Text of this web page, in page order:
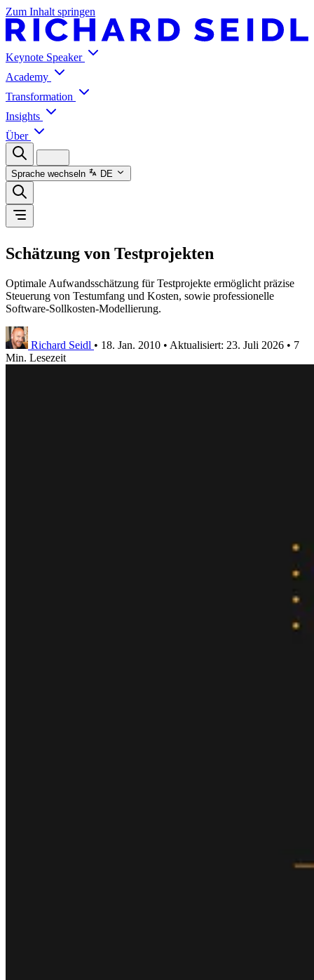
Zum Inhalt springen
Keynote Speaker
Academy
Transformation
Insights
Über
Sprache wechseln DE
Schätzung von Testprojekten
Optimale Aufwandsschätzung für Testprojekte ermöglicht präzise
Steuerung von Testumfang und Kosten, sowie professionelle
Software-Sollkosten-Modellierung.
Richard Seidl • 18. Jan. 2010 • Aktualisiert: 23. Juli 2026 • 7
Min. Lesezeit